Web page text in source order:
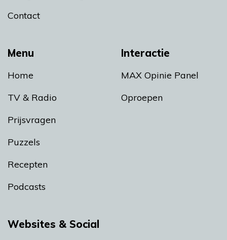
Menu
Home
TV & Radio
Prijsvragen
Puzzels
Recepten
Podcasts
Interactie
MAX Opinie Panel
Oproepen
Contact
Websites & Social